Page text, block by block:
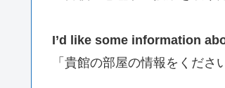
I’d like some information
「貴館の部屋の情報をくださ